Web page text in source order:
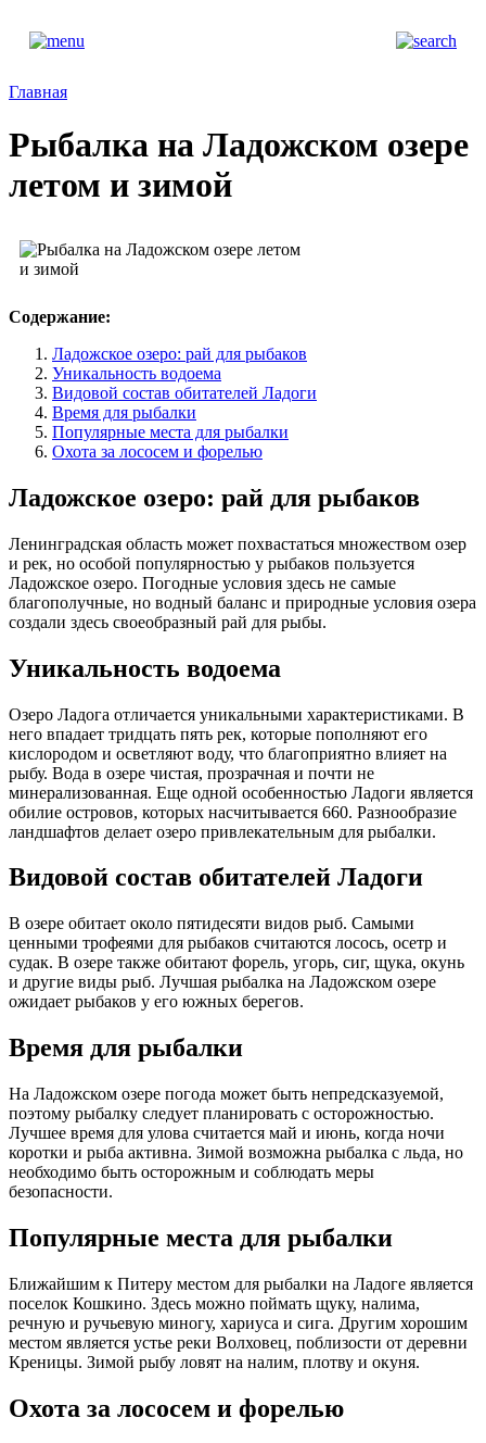
Главная
Рыбалка на Ладожском озере
летом и зимой
Содержание:
Ладожское озеро: рай для рыбаков
Уникальность водоема
Видовой состав обитателей Ладоги
Время для рыбалки
Популярные места для рыбалки
Охота за лососем и форелью
Ладожское озеро: рай для рыбаков
Ленинградская область может похвастаться множеством озер
и рек, но особой популярностью у рыбаков пользуется
Ладожское озеро. Погодные условия здесь не самые
благополучные, но водный баланс и природные условия озера
создали здесь своеобразный рай для рыбы.
Уникальность водоема
Озеро Ладога отличается уникальными характеристиками. В
него впадает тридцать пять рек, которые пополняют его
кислородом и осветляют воду, что благоприятно влияет на
рыбу. Вода в озере чистая, прозрачная и почти не
минерализованная. Еще одной особенностью Ладоги является
обилие островов, которых насчитывается 660. Разнообразие
ландшафтов делает озеро привлекательным для рыбалки.
Видовой состав обитателей Ладоги
В озере обитает около пятидесяти видов рыб. Самыми
ценными трофеями для рыбаков считаются лосось, осетр и
судак. В озере также обитают форель, угорь, сиг, щука, окунь
и другие виды рыб. Лучшая рыбалка на Ладожском озере
ожидает рыбаков у его южных берегов.
Время для рыбалки
На Ладожском озере погода может быть непредсказуемой,
поэтому рыбалку следует планировать с осторожностью.
Лучшее время для улова считается май и июнь, когда ночи
коротки и рыба активна. Зимой возможна рыбалка с льда, но
необходимо быть осторожным и соблюдать меры
безопасности.
Популярные места для рыбалки
Ближайшим к Питеру местом для рыбалки на Ладоге является
поселок Кошкино. Здесь можно поймать щуку, налима,
речную и ручьевую миногу, хариуса и сига. Другим хорошим
местом является устье реки Волховец, поблизости от деревни
Креницы. Зимой рыбу ловят на налим, плотву и окуня.
Охота за лососем и форелью